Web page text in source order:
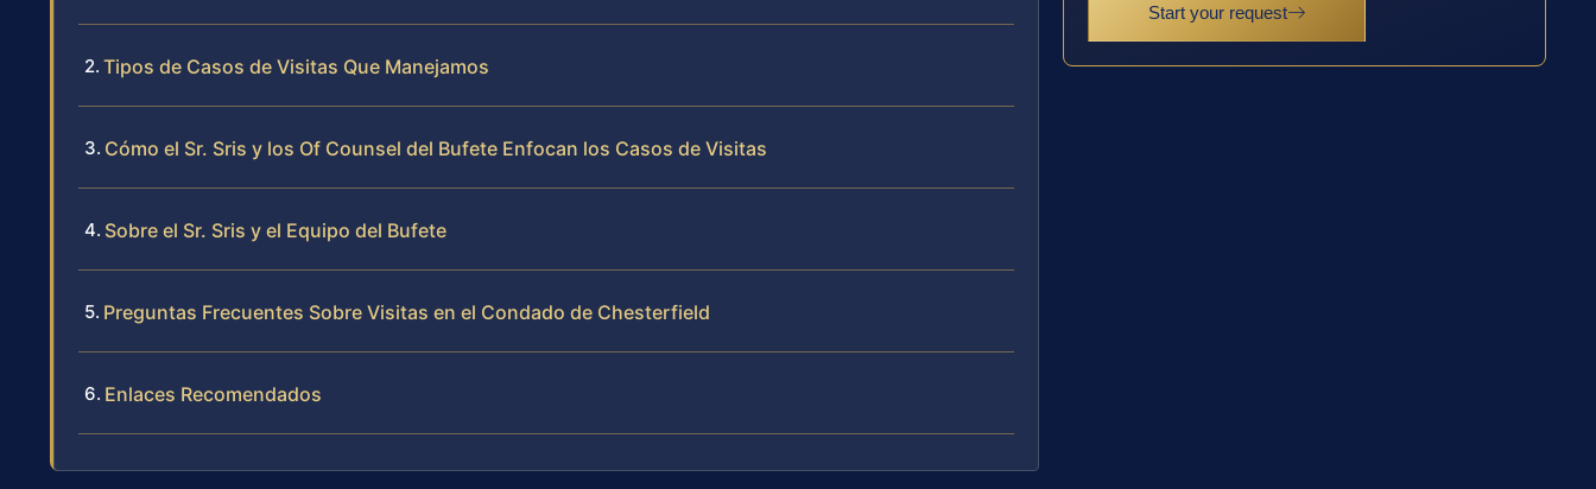
Tipos de Casos de Visitas Que Manejamos
Cómo el Sr. Sris y los Of Counsel del Bufete Enfocan los Casos de Visitas
Sobre el Sr. Sris y el Equipo del Bufete
Preguntas Frecuentes Sobre Visitas en el Condado de Chesterfield
Enlaces Recomendados
Start your request